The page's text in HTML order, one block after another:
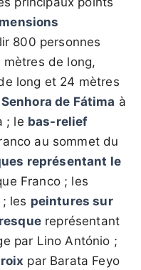
800 personnes
de long,
long et 24 mètres
de Fátima à
; le bas-relief
au sommet du
représentant le
Franco ; les
les peintures sur
représentant
par Lino António ;
par Barata Feyo